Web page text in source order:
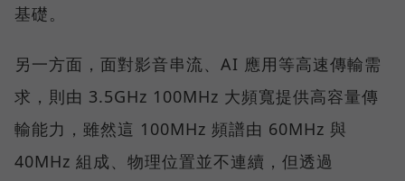
基礎。
另一方面，面對影音串流、AI 應用等高速傳輸需
求，則由 3.5GHz 100MHz 大頻寬提供高容量傳
輸能力，雖然這 100MHz 頻譜由 60MHz 與
40MHz 組成、物理位置並不連續，但透過